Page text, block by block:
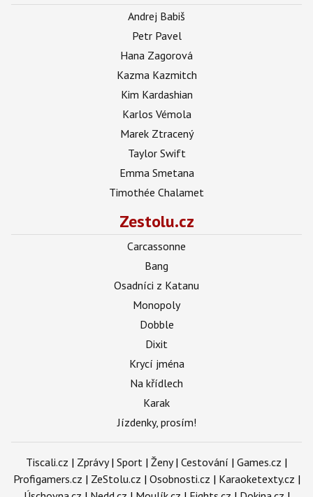
Andrej Babiš
Petr Pavel
Hana Zagorová
Kazma Kazmitch
Kim Kardashian
Karlos Vémola
Marek Ztracený
Taylor Swift
Emma Smetana
Timothée Chalamet
Zestolu.cz
Carcassonne
Bang
Osadníci z Katanu
Monopoly
Dobble
Dixit
Krycí jména
Na křídlech
Karak
Jízdenky, prosím!
Tiscali.cz | Zprávy| Sport | Ženy| Cestování | Games.cz |
Profigamers.cz | ZeStolu.cz | Osobnosti.cz | Karaoketexty.cz |